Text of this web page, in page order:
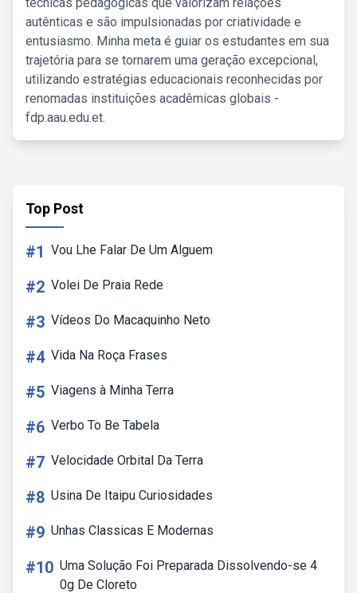
autênticas e são impulsionadas por criatividade e
entusiasmo. Minha meta é guiar os estudantes em sua
trajetória para se tornarem uma geração excepcional,
utilizando estratégias educacionais reconhecidas por
renomadas instituições acadêmicas globais -
fdp.aau.edu.et.
Top Post
#1 Vou Lhe Falar De Um Alguem
#2 Volei De Praia Rede
#3 Vídeos Do Macaquinho Neto
#4 Vida Na Roça Frases
#5 Viagens à Minha Terra
#6 Verbo To Be Tabela
#7 Velocidade Orbital Da Terra
#8 Usina De Itaipu Curiosidades
#9 Unhas Classicas E Modernas
#10 Uma Solução Foi Preparada Dissolvendo-se 4
0g De Cloreto